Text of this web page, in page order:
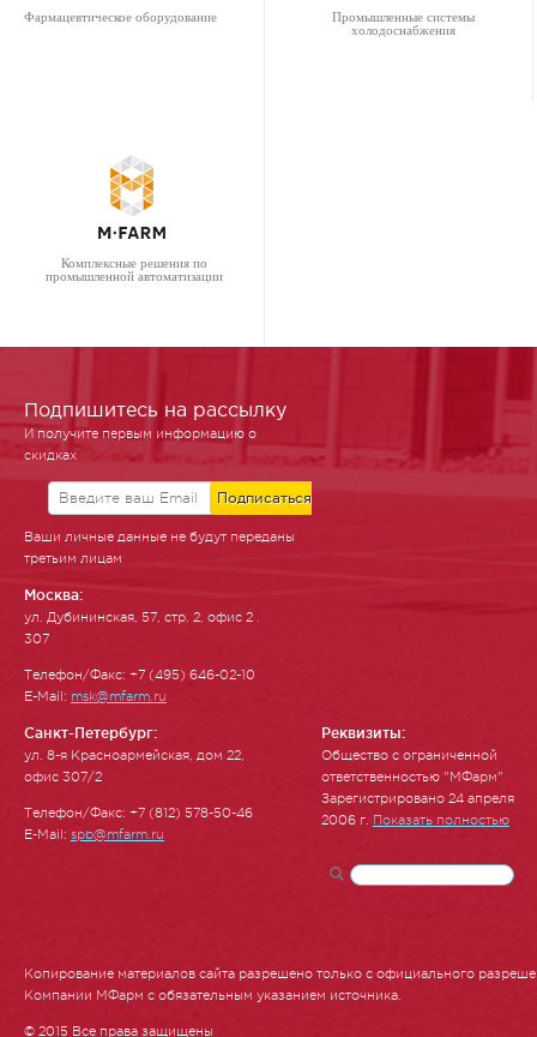
Фармацевтическое оборудование
Промышленные системы
холодоснабжения
Комплексные решения по
промышленной автоматизации
Подпишитесь на рассылку
И получите первым информацию о
скидках
Ваши личные данные не будут переданы
третьим лицам
Москва:
ул. Ду­бинин­ская, 57, стр. 2, офис 2 .
307
Телефон/Факс: +7 (495) 646-02-10
E-Mail: msk@mfarm.ru
Санкт-Петербург:
ул. 8-я Красноармейская, дом 22,
офис 307/2
Телефон/Факс: +7 (812) 578-50-46
E-Mail: spb@mfarm.ru
Реквизиты:
Общество с ограниченной
ответственностью "МФарм"
Зарегистрировано 24 апреля
2006 г. Показать полностью
Копирование материалов сайта разрешено только с официального
Компании МФарм с обязательным указанием источника.
© 2015 Все права защищены